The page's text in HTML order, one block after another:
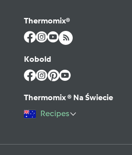
Thermomix®
Kobold
Thermomix ® Na Świecie
Recipes